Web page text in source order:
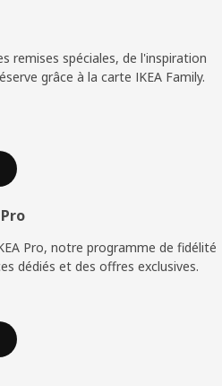
remises spéciales, de l'inspiration
grâce à la carte IKEA Family.
Pro, notre programme de fidélité
dédiés et des offres exclusives.